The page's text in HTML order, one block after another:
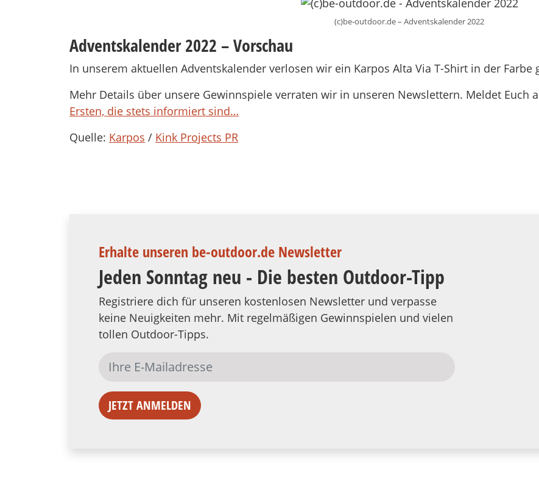
(c)be-outdoor.de – Adventskalender 2022
Adventskalender 2022 – Vorschau
In unserem aktuellen Adventskalender verlosen wir ein Karpos Alta Via T-Shirt in der Farbe
Mehr Details über unsere Gewinnspiele verraten wir in unseren Newslettern. Meldet Euch
Ersten, die stets informiert sind…
Quelle: Karpos / Kink Projects PR
Erhalte unseren be-outdoor.de Newsletter
Jeden Sonntag neu - Die besten Outdoor-Tipp
Registriere dich für unseren kostenlosen Newsletter und verpasse
keine Neuigkeiten mehr. Mit regelmäßigen Gewinnspielen und vielen
tollen Outdoor-Tipps.
JETZT ANMELDEN